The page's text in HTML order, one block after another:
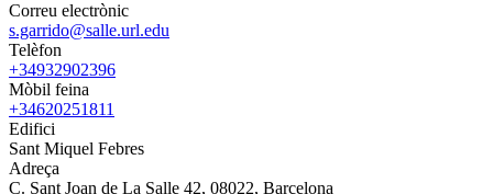
Correu electrònic
s.garrido@salle.url.edu
Telèfon
+34932902396
Mòbil feina
+34620251811
Edifici
Sant Miquel Febres
Adreça
C. Sant Joan de La Salle 42, 08022, Barcelona